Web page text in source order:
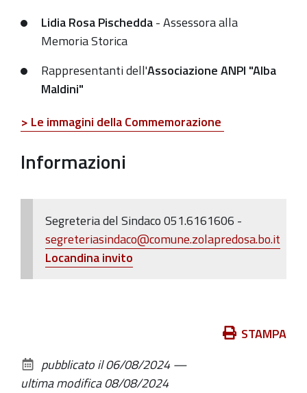
agostoLidia Rosa Pischedda- Assessora alla
Memoria Storica
Rappresentanti dell'Associazione ANPI "Alba
Maldini"
> Le immagini della Commemorazione
Informazioni
Segreteria del Sindaco 051.6161606 -
segreteriasindaco@comune.zolapredosa.bo.it
Locandina invito
documento
STAMPA
pubblicato il06/08/2024—
ultima modifica08/08/2024